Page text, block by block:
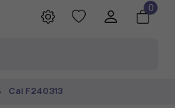
0
Cai F240313